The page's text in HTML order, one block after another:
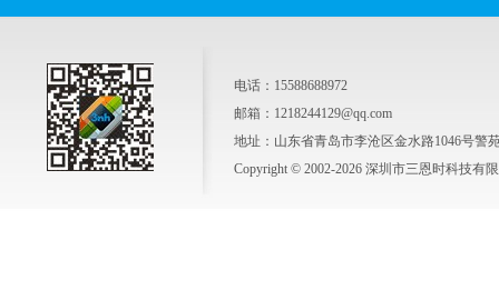
电话：15588688972
邮箱：1218244129@qq.com
地址：山东省青岛市李沧区金水路1046号警
Copyright © 2002-2026 深圳市三恩时科技有